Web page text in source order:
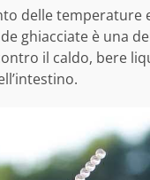
delle
ghiacciate è una
il caldo, bere